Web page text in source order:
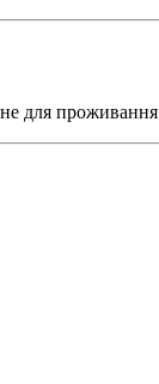
для проживання